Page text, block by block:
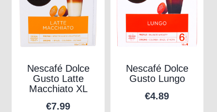
Nescafé Dolce
Gusto Latte
Macchiato XL
€7.99
Nescafé Dolce
Gusto Lungo
€4.89